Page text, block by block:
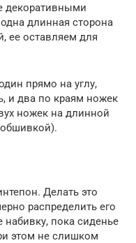
декоративными
длинная сторона
ее оставляем для
прямо на углу,
и два по краям ножек
ножек на длинной
Делать это
распределить его
набивку, пока сиденье
этом не слишком